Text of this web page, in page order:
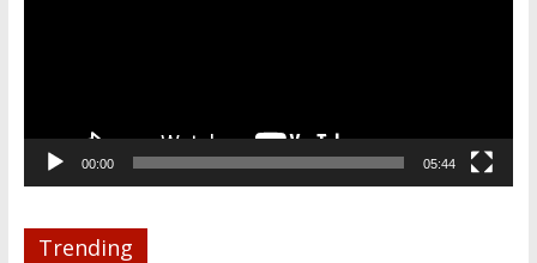
00:00 05:44
Trending